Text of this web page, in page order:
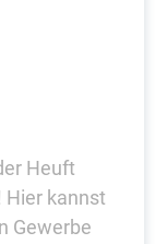
Heuft
Hier kannst
Gewerbe